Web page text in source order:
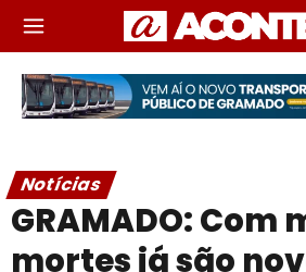
Notícias
GRAMADO: Com
mortes já são